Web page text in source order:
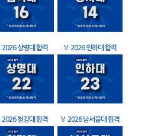
2026 상명대 합격 🏅 2026 인하대 합격
2026 청강대 합격 🏅 2026 남서울대 합격